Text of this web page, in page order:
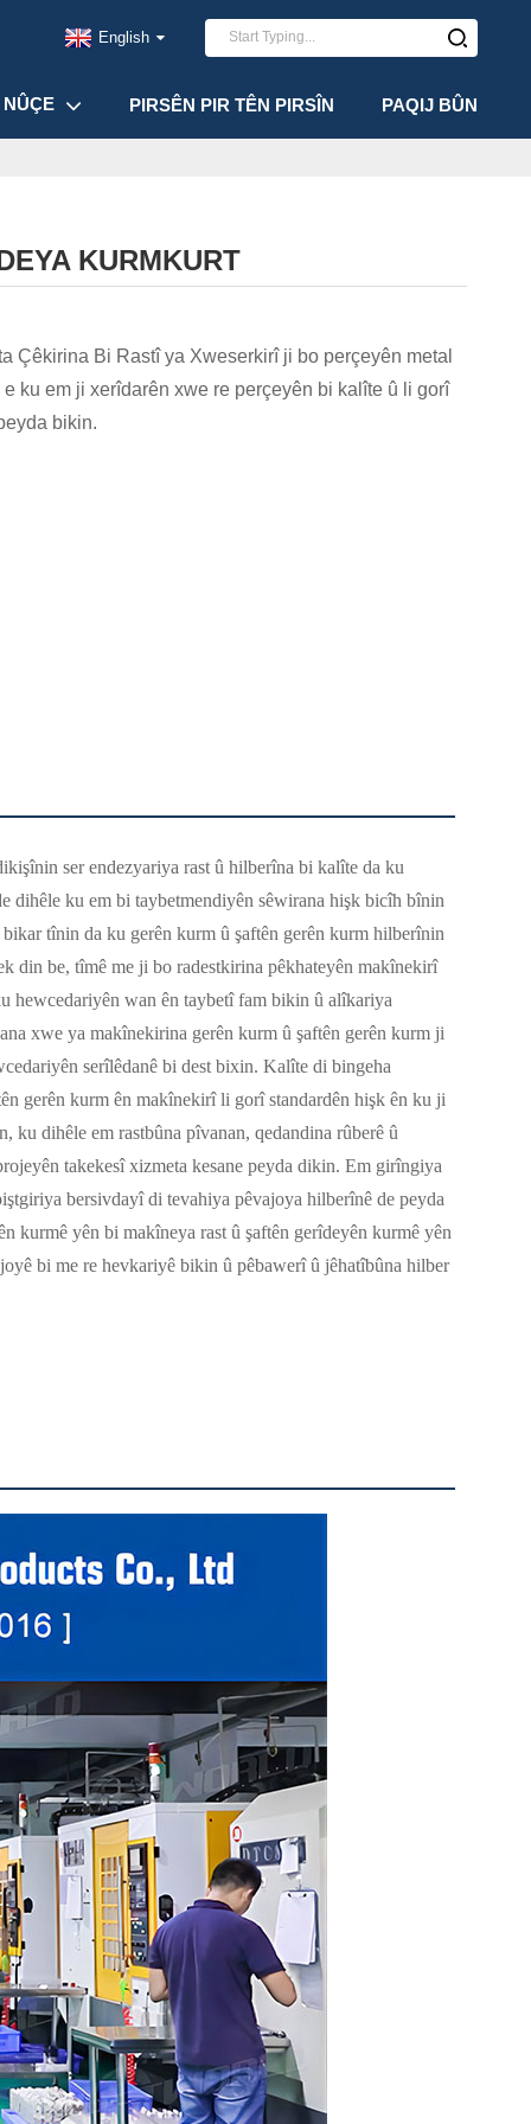
NÛÇE PIRSÊN PIR TÊN PIRSÎN PAQIJ BÛN
English
KURMKURT
Çêkirina Bi Rastî ya Xweserkirî ji bo perçeyên metal
ku em ji xerîdarên xwe re perçeyên bi kalîte û li gorî
bikin.
ser endezyariya rast û hilberîna bi kalîte da ku
dihêle ku em bi taybetmendiyên sêwirana hişk bicîh bînin
tînin da ku gerên kurm û şaftên gerên kurm hilberînin
din be, tîmê me ji bo radestkirina pêkhateyên makînekirî
hewcedariyên wan ên taybetî fam bikin û alîkariya
xwe ya makînekirina gerên kurm û şaftên gerên kurm ji
serîlêdanê bi dest bixin. Kalîte di bingeha
gerên kurm ên makînekirî li gorî standardên hişk ên ku ji
ku dihêle em rastbûna pîvanan, qedandina rûberê û
takekesî xizmeta kesane peyda dikin. Em girîngiya
bersivdayî di tevahiya pêvajoya hilberînê de peyda
kurmê yên bi makîneya rast û şaftên gerîdeyên kurmê yên
bi me re hevkariyê bikin û pêbawerî û jêhatîbûna hilber